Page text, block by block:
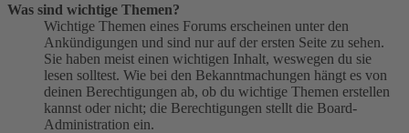
Was sind wichtige Themen?
Wichtige Themen eines Forums erscheinen unter den
Ankündigungen und sind nur auf der ersten Seite zu sehen.
Sie haben meist einen wichtigen Inhalt, weswegen du sie
lesen solltest. Wie bei den Bekanntmachungen hängt es von
deinen Berechtigungen ab, ob du wichtige Themen erstellen
kannst oder nicht; die Berechtigungen stellt die Board-
Administration ein.